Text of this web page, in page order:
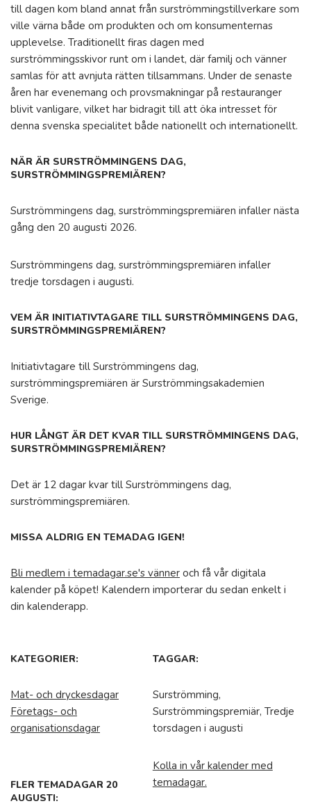
till dagen kom bland annat från surströmmingstillverkare som
ville värna både om produkten och om konsumenternas
upplevelse. Traditionellt firas dagen med
surströmmingsskivor runt om i landet, där familj och vänner
samlas för att avnjuta rätten tillsammans. Under de senaste
åren har evenemang och provsmakningar på restauranger
blivit vanligare, vilket har bidragit till att öka intresset för
denna svenska specialitet både nationellt och internationellt.
NÄR ÄR SURSTRÖMMINGENS DAG,
SURSTRÖMMINGSPREMIÄREN?
Surströmmingens dag, surströmmingspremiären infaller nästa
gång den 20 augusti 2026.
Surströmmingens dag, surströmmingspremiären infaller
tredje torsdagen i augusti.
VEM ÄR INITIATIVTAGARE TILL SURSTRÖMMINGENS DAG,
SURSTRÖMMINGSPREMIÄREN?
Initiativtagare till Surströmmingens dag,
surströmmingspremiären är Surströmmingsakademien
Sverige.
HUR LÅNGT ÄR DET KVAR TILL SURSTRÖMMINGENS DAG,
SURSTRÖMMINGSPREMIÄREN?
Det är 12 dagar kvar till Surströmmingens dag,
surströmmingspremiären.
MISSA ALDRIG EN TEMADAG IGEN!
Bli medlem i temadagar.se's vänner och få vår digitala
kalender på köpet! Kalendern importerar du sedan enkelt i
din kalenderapp.
KATEGORIER:
Mat- och dryckesdagar
Företags- och
organisationsdagar
TAGGAR:
Surströmming,
Surströmmingspremiär, Tredje
torsdagen i augusti
FLER TEMADAGAR 20
AUGUSTI:
Kolla in vår kalender med
temadagar.